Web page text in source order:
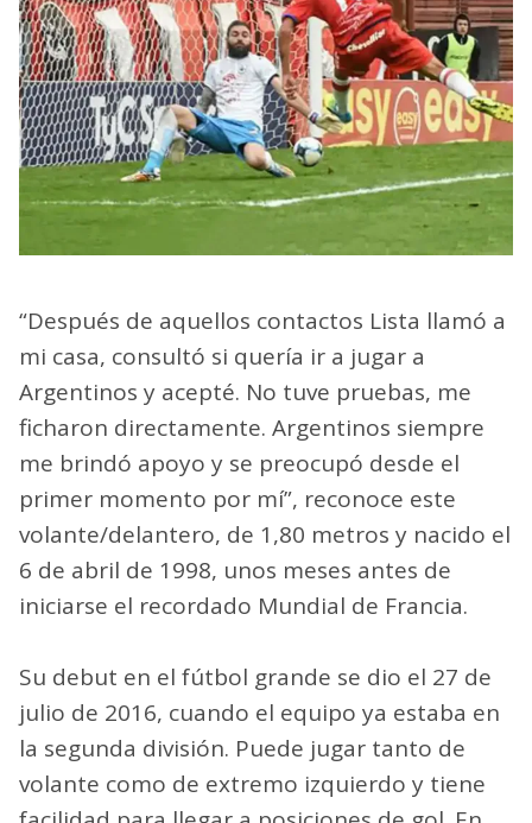
“Después de aquellos contactos Lista llamó a
mi casa, consultó si quería ir a jugar a
Argentinos y acepté. No tuve pruebas, me
ficharon directamente. Argentinos siempre
me brindó apoyo y se preocupó desde el
primer momento por mí”, reconoce este
volante/delantero, de 1,80 metros y nacido el
6 de abril de 1998, unos meses antes de
iniciarse el recordado Mundial de Francia.
Su debut en el fútbol grande se dio el 27 de
julio de 2016, cuando el equipo ya estaba en
la segunda división. Puede jugar tanto de
volante como de extremo izquierdo y tiene